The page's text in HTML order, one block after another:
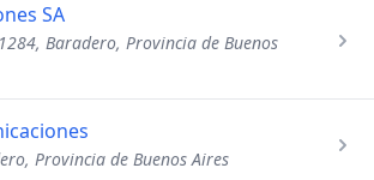
SA
Baradero, Provincia de Buenos
Provincia de Buenos Aires